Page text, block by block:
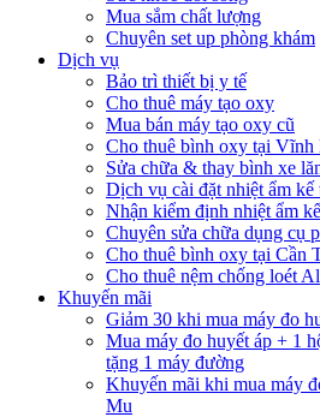
Mua sắm chất lượng
Chuyên set up phòng khám
Dịch vụ
Bảo trì thiết bị y tế
Cho thuê máy tạo oxy
Mua bán máy tạo oxy cũ
Cho thuê bình oxy tại Vĩnh
Sửa chữa & thay bình xe
Dịch vụ cài đặt nhiệt ẩm kế
Nhận kiểm định nhiệt ẩm
Chuyên sửa chữa dụng cụ
Cho thuê bình oxy tại Cần
Cho thuê nệm chống loét
Khuyến mãi
Giảm 30 khi mua máy đo
Mua máy đo huyết áp + 1
tặng 1 máy đường
Khuyến mãi khi mua máy
Mu